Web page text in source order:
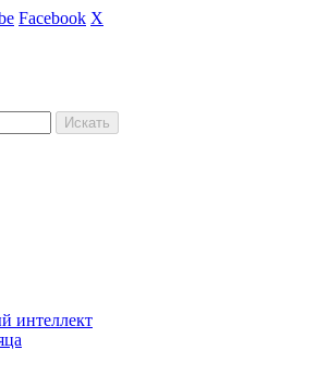
Facebook X
интеллект